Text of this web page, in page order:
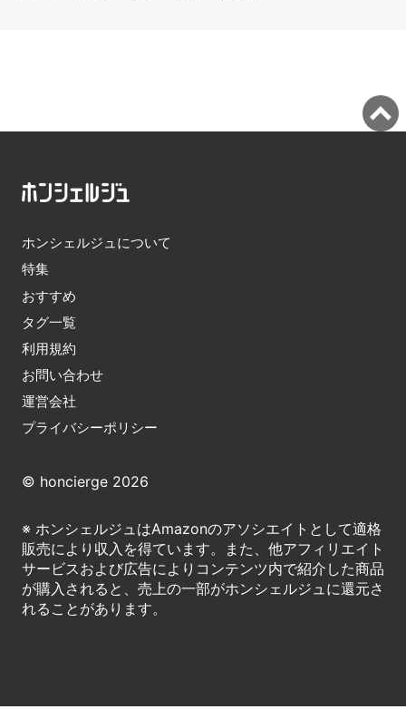
ホンシェルジュについて
特集
おすすめ
タグ一覧
利用規約
お問い合わせ
運営会社
プライバシーポリシー
© honcierge 2026
※ ホンシェルジュはAmazonのアソシエイトとして適格
販売により収入を得ています。また、他アフィリエイト
サービスおよび広告によりコンテンツ内で紹介した商品
が購入されると、売上の一部がホンシェルジュに還元さ
れることがあります。